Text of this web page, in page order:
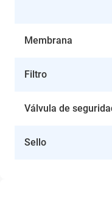
Membrana
Filtro
Válvula de
Sello